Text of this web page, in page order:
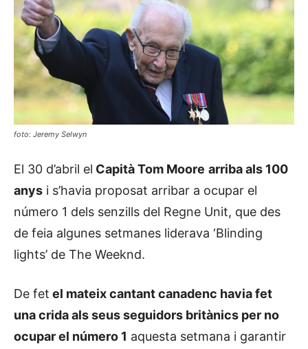
foto: Jeremy Selwyn
El 30 d’abril el Capità Tom Moore arriba als 100
anys i s’havia proposat arribar a ocupar el
número 1 dels senzills del Regne Unit, que des
de feia algunes setmanes liderava ‘Blinding
lights’ de The Weeknd.
De fet el mateix cantant canadenc havia fet
una crida als seus seguidors britànics per no
ocupar el número 1 aquesta setmana i garantir